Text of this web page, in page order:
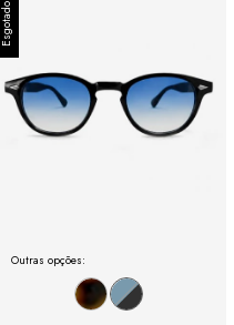
Esgotado
Outras opções: